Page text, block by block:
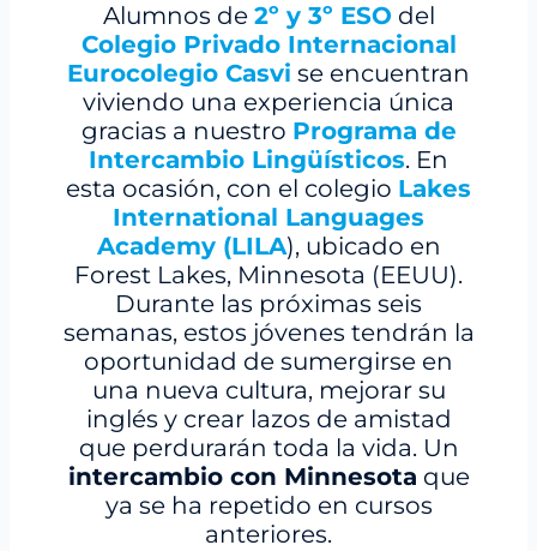
Alumnos de 2º y 3º ESO del
Colegio Privado Internacional
Eurocolegio Casvi se encuentran
viviendo una experiencia única
gracias a nuestro Programa de
Intercambio Lingüísticos. En
esta ocasión, con el colegio Lakes
International Languages
Academy (LILA), ubicado en
Forest Lakes, Minnesota (EEUU).
Durante las próximas seis
semanas, estos jóvenes tendrán la
oportunidad de sumergirse en
una nueva cultura, mejorar su
inglés y crear lazos de amistad
que perdurarán toda la vida. Un
intercambio con Minnesota que
ya se ha repetido en cursos
anteriores.